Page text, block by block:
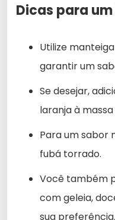
Dicas para
Utilize
garantir um
Se desejar,
laranja à
Para um sabor
fubá torrado.
Você também
com geleia,
sua preferência.